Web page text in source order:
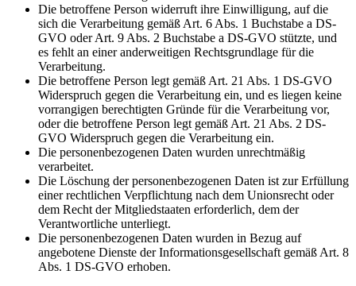
Die betroffene Person widerruft ihre Einwilligung, auf die
sich die Verarbeitung gemäß Art. 6 Abs. 1 Buchstabe a DS-
GVO oder Art. 9 Abs. 2 Buchstabe a DS-GVO stützte, und
es fehlt an einer anderweitigen Rechtsgrundlage für die
Verarbeitung.
Die betroffene Person legt gemäß Art. 21 Abs. 1 DS-GVO
Widerspruch gegen die Verarbeitung ein, und es liegen keine
vorrangigen berechtigten Gründe für die Verarbeitung vor,
oder die betroffene Person legt gemäß Art. 21 Abs. 2 DS-
GVO Widerspruch gegen die Verarbeitung ein.
Die personenbezogenen Daten wurden unrechtmäßig
verarbeitet.
Die Löschung der personenbezogenen Daten ist zur Erfüllung
einer rechtlichen Verpflichtung nach dem Unionsrecht oder
dem Recht der Mitgliedstaaten erforderlich, dem der
Verantwortliche unterliegt.
Die personenbezogenen Daten wurden in Bezug auf
angebotene Dienste der Informationsgesellschaft gemäß Art. 8
Abs. 1 DS-GVO erhoben.